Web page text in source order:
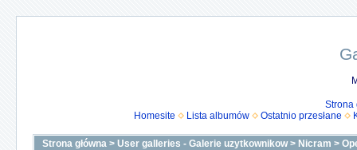
Strona
Homesite
Lista albumów Ostatnio przesłane
Strona główna > User galleries - Galerie uzytkownikow> Nicram >